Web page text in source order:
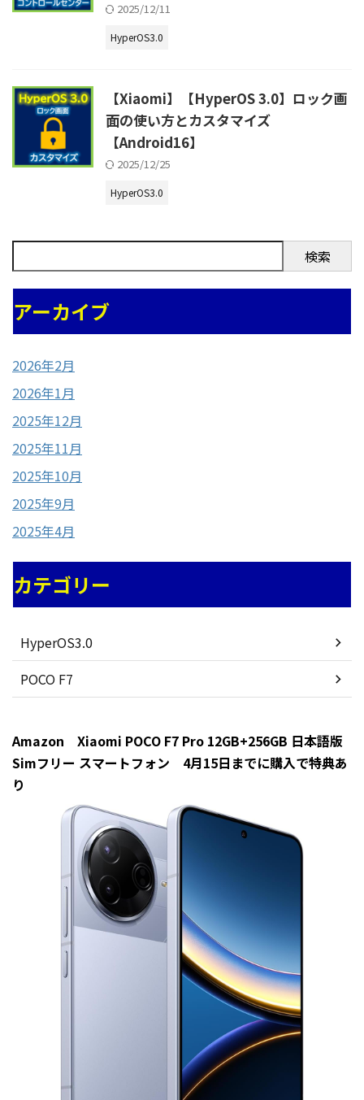
2025/12/11
HyperOS3.0
【Xiaomi】【HyperOS 3.0】ロック画
面の使い方とカスタマイズ
【Android16】
2025/12/25
HyperOS3.0
検索
アーカイブ
2026年2月
2026年1月
2025年12月
2025年11月
2025年10月
2025年9月
2025年4月
カテゴリー
HyperOS3.0
POCO F7
Amazon Xiaomi POCO F7 Pro 12GB+256GB 日本語版
Simフリー スマートフォン 4月15日までに購入で特典あ
り